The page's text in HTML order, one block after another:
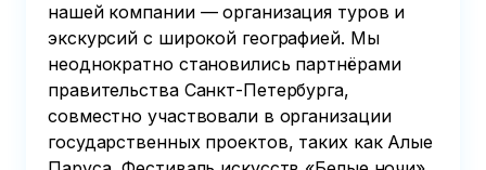
нашей компании — организация туров и
экскурсий с широкой географией. Мы
неоднократно становились партнёрами
правительства Санкт-Петербурга,
совместно участвовали в организации
государственных проектов, таких как Алые